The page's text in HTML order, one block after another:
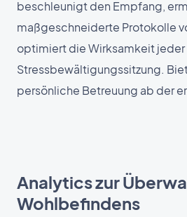
beschleunigt den Empfang,
maßgeschneiderte Protokolle
optimiert die Wirksamkeit jeder
Stressbewältigungssitzung.
persönliche Betreuung ab der
Analytics zur
Wohlbefindens